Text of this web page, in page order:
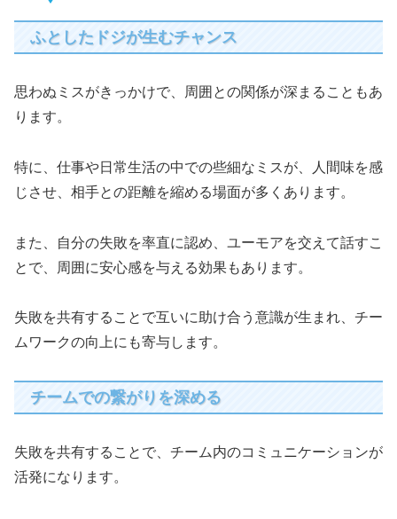
ふとしたドジが生むチャンス
思わぬミスがきっかけで、周囲との関係が深まることもあ
ります。
特に、仕事や日常生活の中での些細なミスが、人間味を感
じさせ、相手との距離を縮める場面が多くあります。
また、自分の失敗を率直に認め、ユーモアを交えて話すこ
とで、周囲に安心感を与える効果もあります。
失敗を共有することで互いに助け合う意識が生まれ、チー
ムワークの向上にも寄与します。
チームでの繋がりを深める
失敗を共有することで、チーム内のコミュニケーションが
活発になります。